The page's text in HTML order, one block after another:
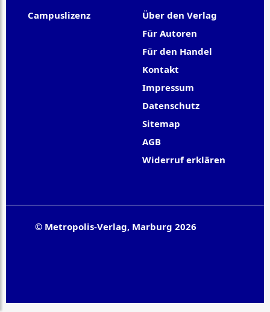
Campuslizenz
Über den Verlag
Für Autoren
Für den Handel
Kontakt
Impressum
Datenschutz
Sitemap
AGB
Widerruf erklären
© Metropolis-Verlag, Marburg 2026